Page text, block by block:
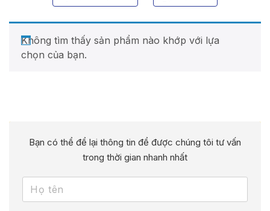
Không tìm thấy sản phẩm nào khớp với lựa
chọn của bạn.
Bạn có thể để lại thông tin để được chúng tôi tư vấn
trong thời gian nhanh nhất